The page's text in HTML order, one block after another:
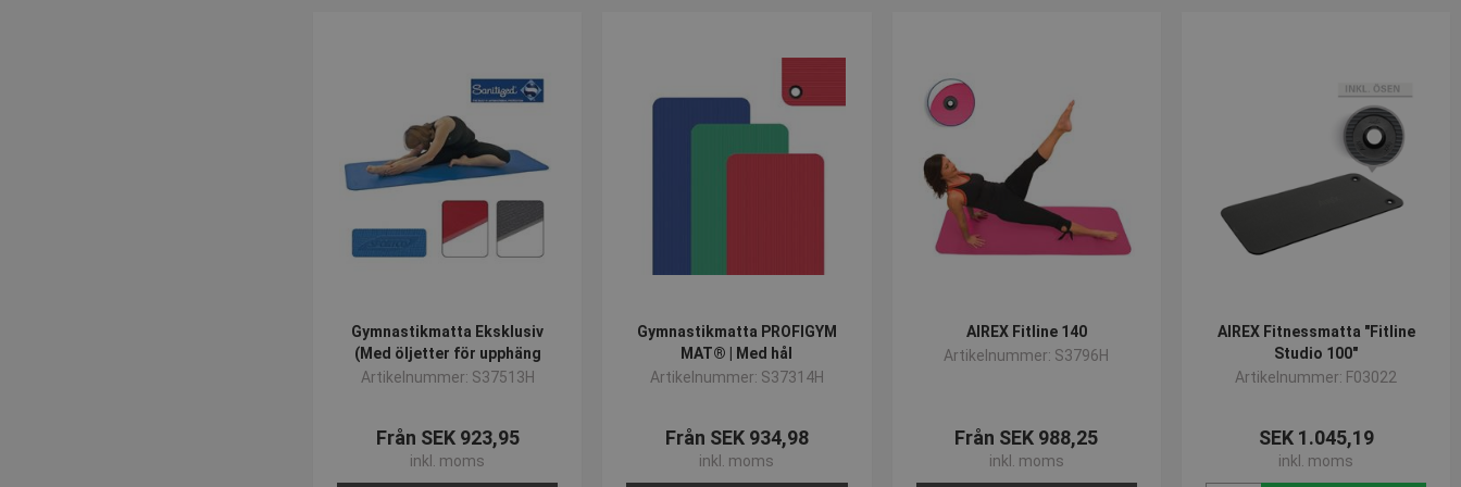
Gymnastikmatta Eksklusiv
(Med öljetter för upphäng
Artikelnummer: S37513H
Från SEK 923,95
inkl. moms
Gymnastikmatta PROFIGYM
MAT® | Med hål
Artikelnummer: S37314H
Från SEK 934,98
inkl. moms
AIREX Fitline 140
Artikelnummer: S3796H
Från SEK 988,25
inkl. moms
AIREX Fitnessmatta "Fitline
Studio 100"
Artikelnummer: F03022
SEK 1.045,19
inkl. moms